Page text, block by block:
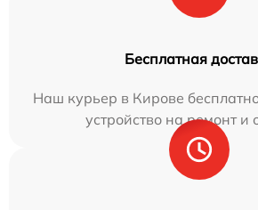
Бесплатная
Наш курьер в Кирове
устройство на ремонт и